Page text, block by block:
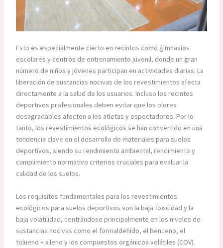
Esto es especialmente cierto en recintos como gimnasios
escolares y centros de entrenamiento juvenil, donde un gran
número de niños y jóvenes participan en actividades diarias. La
liberación de sustancias nocivas de los revestimientos afecta
directamente a la salud de los usuarios. Incluso los recintos
deportivos profesionales deben evitar que los olores
desagradables afecten a los atletas y espectadores. Por lo
tanto, los revestimientos ecológicos se han convertido en una
tendencia clave en el desarrollo de materiales para suelos
deportivos, siendo su rendimiento ambiental, rendimiento y
cumplimiento normativo criterios cruciales para evaluar la
calidad de los suelos.
Los requisitos fundamentales para los revestimientos
ecológicos para suelos deportivos son la baja toxicidad y la
baja volatilidad, centrándose principalmente en los niveles de
sustancias nocivas como el formaldehído, el benceno, el
tolueno + xileno y los compuestos orgánicos volátiles (COV).